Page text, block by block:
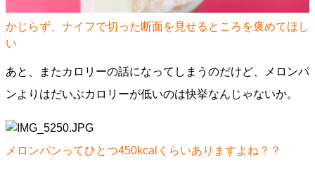
かじらず、ナイフで切った断面を見せるところを褒めてほし
い
あと、またカロリーの話になってしまうのだけど、メロンパ
ンよりはだいぶカロリーが低いのは快挙なんじゃないか。
メロンパンってひとつ450kcalくらいありますよね？？